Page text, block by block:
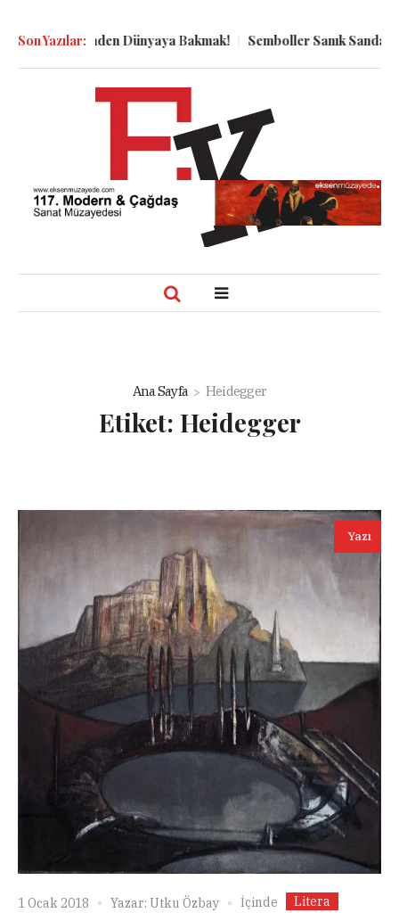
Son Yazılar:
Kuyu Dibinden Dünyaya Bakmak! Semboller Sanık
Ana Sayfa Heidegger
Etiket: Heidegger
Yazı
1 Ocak 2018 Yazar: Utku Özbay İçinde Litera